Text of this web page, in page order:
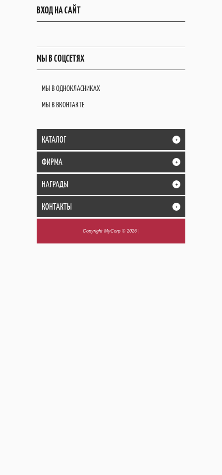
ВХОД НА САЙТ
МЫ В СОЦСЕТЯХ
МЫ В ОДНОКЛАСНИКАХ
МЫ В ВКОНТАКТЕ
КАТАЛОГ +
ФИРМА +
НАГРАДЫ +
КОНТАКТЫ +
Copyright MyCorp © 2026